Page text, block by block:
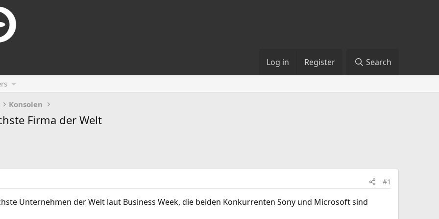
Log in Register Search
Konsolen
Firma der Welt
#1
Unternehmen der Welt laut Business Week, die beiden Konkurrenten Sony und Microsoft sind